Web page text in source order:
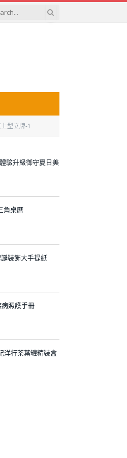
型立牌-1
驗升級御守夏日美
角桌曆
裝飾大手提紙
照護手冊
洋行茶葉罐精裝盒